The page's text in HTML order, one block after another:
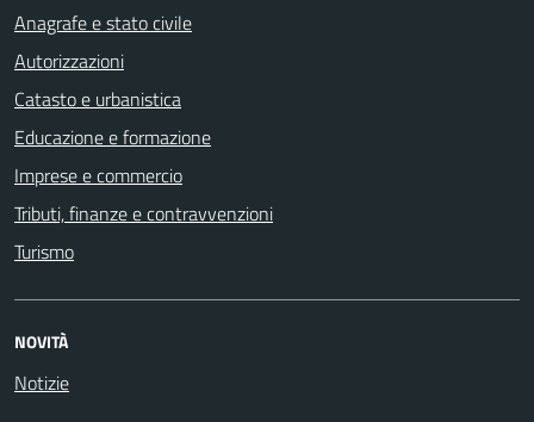
Anagrafe e stato civile
Autorizzazioni
Catasto e urbanistica
Educazione e formazione
Imprese e commercio
Tributi, finanze e contravvenzioni
Turismo
NOVITÀ
Notizie